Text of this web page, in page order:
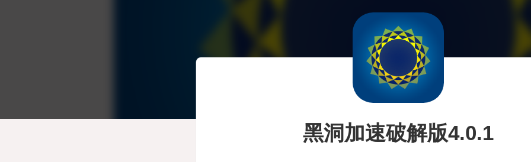
黑洞加速破解版4.0.1